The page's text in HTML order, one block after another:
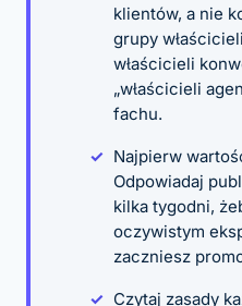
klientów, a nie
grupy
właścicieli
„właścicieli
fachu.
Najpierw
Odpowiadaj
kilka tygodni,
oczywistym
zaczniesz
Czytaj zasady